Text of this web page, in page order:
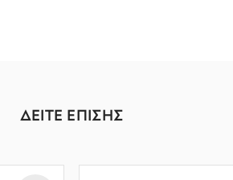
ΔΕΙΤΕ ΕΠΙΣΗΣ